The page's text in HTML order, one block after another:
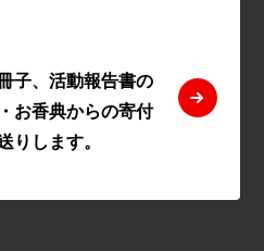
子、活動報告書の
お香典からの寄付
りします。